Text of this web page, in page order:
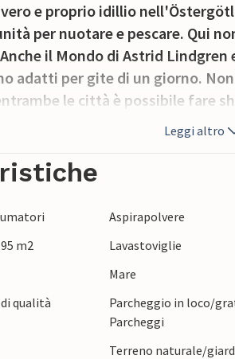
e proprio idillio
per nuotare e pescare. Qui
il Mondo di Astrid
adatti per gite di un giorno.
le città è possibile fare
Leggi altro
Aspirapolvere
m2
Lavastoviglie
Mare
qualità
Parcheggio in loco/
Parcheggi
Terreno naturale/